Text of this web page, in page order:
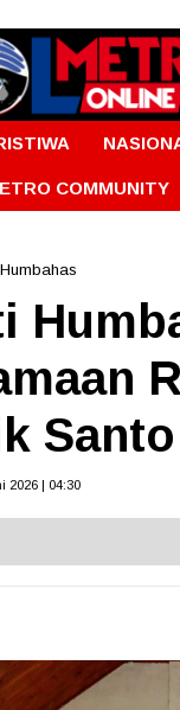
COMMUNITY
Humbahas
2026 | 04:30